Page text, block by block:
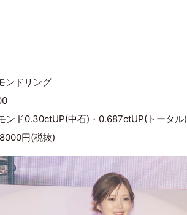
ンドリング
ンド0.30ctUP(中石)・0.687ctUP(トータル)
円(税抜)